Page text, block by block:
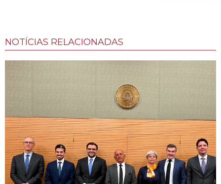
NOTÍCIAS RELACIONADAS